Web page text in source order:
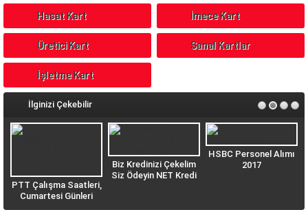
Hasat Kart İmece Kart
Üretici Kart Sanal Kartlar
İşletme Kart
İlginizi Çekebilir
PTT Çalışma Saatleri,
Cumartesi Günleri
Biz Kredinizi Çekelim
Siz Ödeyin NET Kredi
HSBC Personel Alımı
2017